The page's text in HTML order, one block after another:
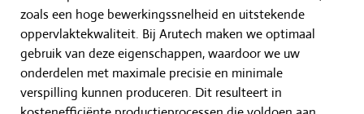
onderdelen met maximale precisie en minimale
verspilling kunnen produceren. Dit resulteert in
kostenefficiënte productieprocessen die voldoen aan
de hoogste kwaliteitsnormen.
Aluminium toepassingen